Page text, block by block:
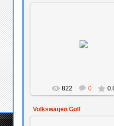
822 0
Volkswagen Golf